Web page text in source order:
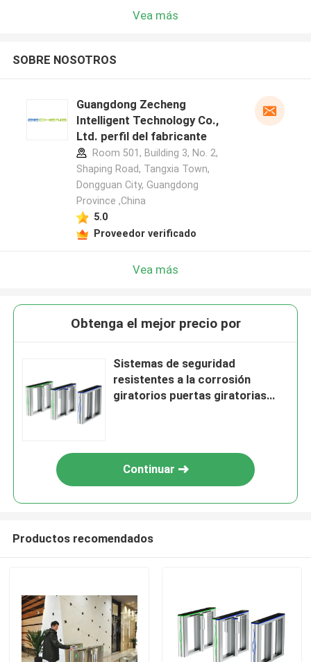
Vea más
SOBRE NOSOTROS
Guangdong Zecheng
Intelligent Technology Co.,
Ltd. perfil del fabricante
Room 501, Building 3, No. 2,
Shaping Road, Tangxia Town,
Dongguan City, Guangdong
Province ,China
5.0
Proveedor verificado
Vea más
Obtenga el mejor precio por
Sistemas de seguridad
resistentes a la corrosión
giratorios puertas giratorias
Continuar
Productos recomendados